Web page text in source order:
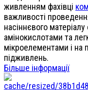
живленням фахівці
важливості
насіннєвого
амінокислотами та
мікроелементами і на
підживлень.
Більше інформації